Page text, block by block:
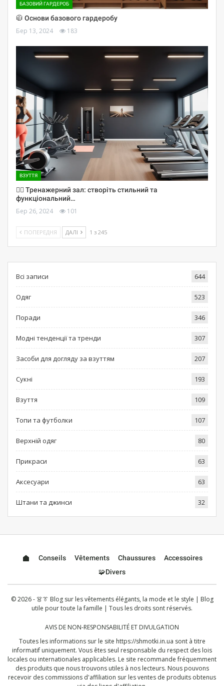
БАЗОВИЙ ГАРДЕРОБ
🧥 Основи базового гардеробу
Бер 13, 2024 183
ВЗУТТЯ
🏋️‍♀️ Тренажерний зал: створіть стильний та
функціональний…
Бер 26, 2024 101
ПОПЕРЕДНЯ ДАЛІ 1 з 245
Всі записи 644
Одяг 523
Поради 346
Модні тенденції та тренди 307
Засоби для догляду за взуттям 207
Сукні 193
Взуття 109
Топи та футболки 107
Верхній одяг 80
Прикраси 63
Аксесуари 63
Штани та джинси 32
Conseils Vêtements Chaussures
Accessoires
🧩Divers
© 2026 - 👗👔 Blog sur les vêtements élégants, la mode et le style | Blog
utile pour toute la famille | Tous les droits sont réservés.
AVIS DE NON-RESPONSABILITÉ ET DIVULGATION
Toutes les informations sur le site https://shmotki.in.ua sont à titre
informatif uniquement. Vous êtes seul responsable du respect des lois
locales ou internationales applicables. Le site recommande fréquemment
des produits que nous trouvons utiles à nos lecteurs. Nous pouvons
recevoir des commissions d'affiliation sur les ventes de produits obtenus